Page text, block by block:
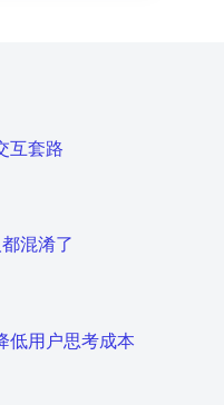
互套路
混淆了
低用户思考成本